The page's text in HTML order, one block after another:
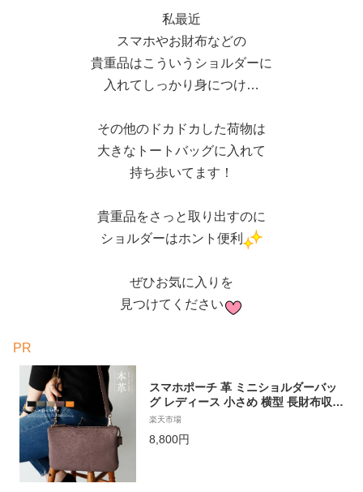
私最近
スマホやお財布などの
貴重品はこういうショルダーに
入れてしっかり身につけ…
その他のドカドカした荷物は
大きなトートバッグに入れて
持ち歩いてます！
貴重品をさっと取り出すのに
ショルダーはホント便利
ぜひお気に入りを
見つけてください
PR
スマホポーチ 革 ミニショルダーバッ
グ レディース 小さめ 横型 長財布収納
可能 本革 レザーポシェット スマホシ
ョルダー 旅行バッグ 多収納ポシェッ
ト 斜めがけ ショルダーポシェット 人
楽天市場
8,800円